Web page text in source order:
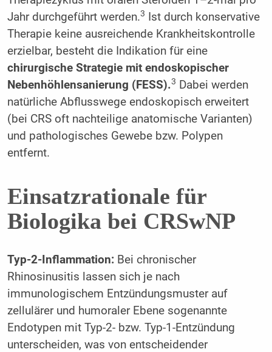
Jahr durchgeführt werden.3
Ist durch konservative
Therapie keine ausreichende Krankheitskontrolle
erzielbar, besteht die Indikation für eine
chirurgische Strategie mit endoskopischer
Nebenhöhlensanierung (FESS).3 Dabei werden
natürliche Abflusswege endoskopisch erweitert
(bei CRS oft nachteilige anatomische Varianten)
und pathologisches Gewebe bzw. Polypen
entfernt.
Einsatzrationale für
Biologika bei CRSwNP
Typ-2-Inflammation:Bei chronischer
Rhinosinusitis lassen sich je nach
immunologischem Entzündungsmuster auf
zellulärer und humoraler Ebene sogenannte
Endotypen mit Typ-2- bzw. Typ-1-Entzündung
unterscheiden, was von entscheidender